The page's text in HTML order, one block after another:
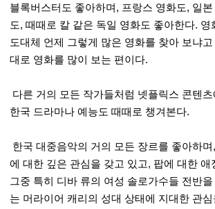
블록버스터도 좋아하며, 프랑스 영화도, 일
도, 때때로 칼 같은 독일 영화도 좋아한다.
도대체 언제 그렇게 많은 영화를 찾아 보냐
대로 영화를 많이 보는 편이다.
다른 거의 모든 작가들처럼 넷플릭스 콘텐
한국 드라마나 예능도 때때로 챙겨본다.
한국 대중음악의 거의 모든 장르를 좋아하
에 대한 깊은 관심을 갖고 있고, 팝에 대한 애
그중 특히 디바 류의 여성 솔로가수들 전반
는 머라이어 캐리의 성대 상태에 지대한 관